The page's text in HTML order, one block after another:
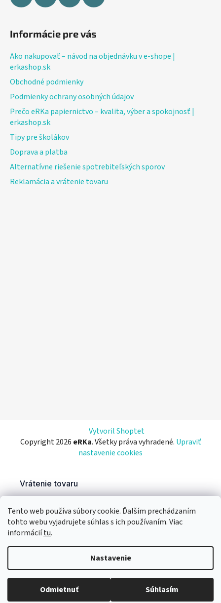
Tento web používa súbory cookie. Ďalším prechádzaním
tohto webu vyjadrujete súhlas s ich používaním. Viac
informáciítu.
Nastavenie
Odmietnuť Súhlasím
Informácie pre vás
Ako nakupovať – návod na objednávku v e-shope |
erkashop.sk
Obchodné podmienky
Podmienky ochrany osobných údajov
Prečo eRKa papiernictvo – kvalita, výber a spokojnosť |
erkashop.sk
Tipy pre školákov
Doprava a platba
Alternatívne riešenie spotrebiteľských sporov
Reklamácia a vrátenie tovaru
Vytvoril Shoptet
Copyright 2026 eRKa. Všetky práva vyhradené. Upraviť
nastavenie cookies